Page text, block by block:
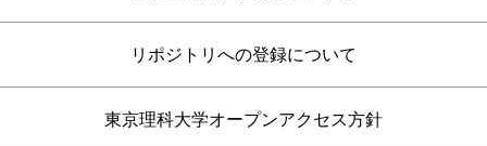
リポジトリへの登録について
東京理科大学オープンアクセス方針